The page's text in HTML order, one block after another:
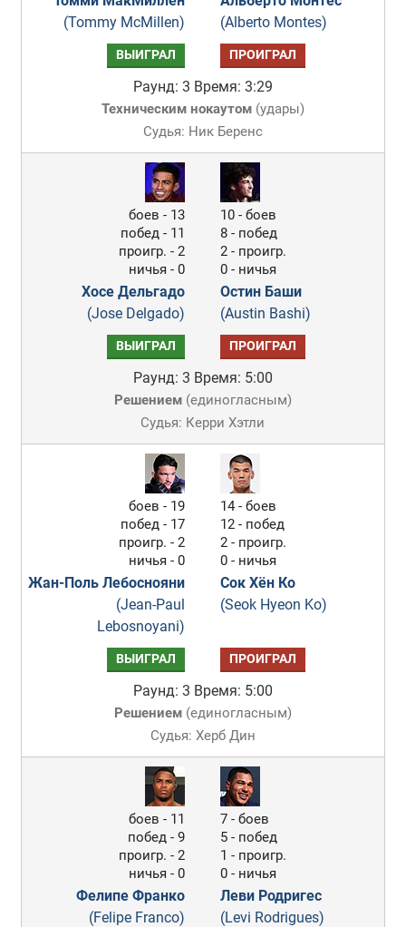
(Tommy McMillen)
(Alberto Montes)
ВЫИГРАЛ ПРОИГРАЛ
Раунд: 3 Время: 3:29
Техническим нокаутом(удары)
Судья: Ник Беренс
боев - 13
побед - 11
проигр. - 2
ничья - 0
Хосе Дельгадо
(Jose Delgado)
10 - боев
8 - побед
2 - проигр.
0 - ничья
Остин Баши
(Austin Bashi)
ВЫИГРАЛ ПРОИГРАЛ
Раунд: 3 Время: 5:00
Решением(единогласным)
Судья: Керри Хэтли
боев - 19
побед - 17
проигр. - 2
ничья - 0
Жан-Поль Лебоснояни
(Jean-Paul
Lebosnoyani)
14 - боев
12 - побед
2 - проигр.
0 - ничья
Сок Хён Ко
(Seok Hyeon Ko)
ВЫИГРАЛ ПРОИГРАЛ
Раунд: 3 Время: 5:00
Решением(единогласным)
Судья: Херб Дин
боев - 11
побед - 9
проигр. - 2
ничья - 0
Фелипе Франко
(Felipe Franco)
7 - боев
5 - побед
1 - проигр.
0 - ничья
Леви Родригес
(Levi Rodrigues)